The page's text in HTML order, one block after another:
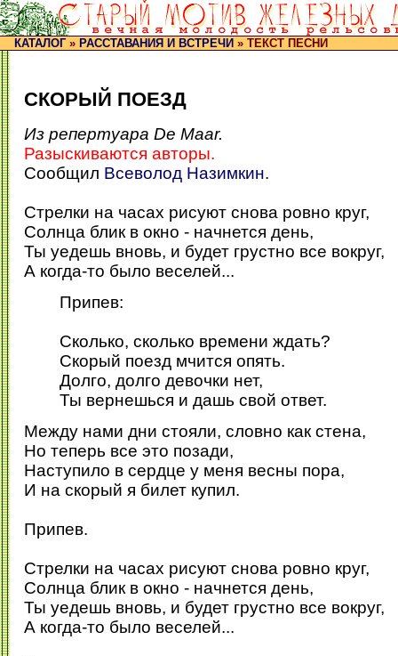
КАТАЛОГ» РАССТАВАНИЯ И ВСТРЕЧИ » ТЕКСТ ПЕСНИ
СКОРЫЙ ПОЕЗД
Из репертуара De Maar.
Разыскиваются авторы.
Сообщил Всеволод Назимкин.
Стрелки на часах рисуют снова ровно круг,
Солнца блик в окно - начнется день,
Ты уедешь вновь, и будет грустно все вокруг,
А когда-то было веселей...
Припев:
Сколько, сколько времени ждать?
Скорый поезд мчится опять.
Долго, долго девочки нет,
Ты вернешься и дашь свой ответ.
Между нами дни стояли, словно как стена,
Но теперь все это позади,
Наступило в сердце у меня весны пора,
И на скорый я билет купил.
Припев.
Стрелки на часах рисуют снова ровно круг,
Солнца блик в окно - начнется день,
Ты уедешь вновь, и будет грустно все вокруг,
А когда-то было веселей...